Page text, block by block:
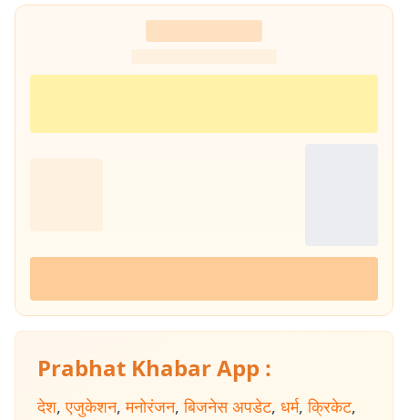
Prabhat Khabar App :
देश, एजुकेशन, मनोरंजन, बिजनेस अपडेट, धर्म, क्रिकेट,